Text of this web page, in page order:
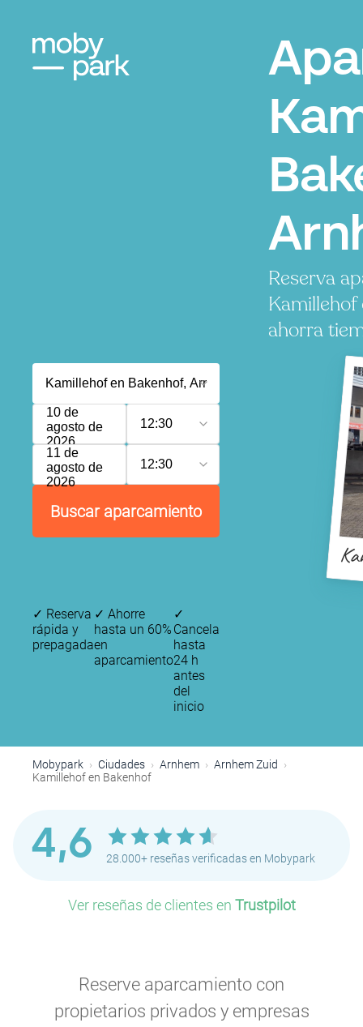
Reserva
Kamillehof
ahorra
10 de
agosto de
2026
12:30
11 de
agosto de
2026
12:30
Buscar aparcamiento
✓ Reserva
rápida y
prepagada
✓ Ahorre
hasta un 60%
en
aparcamiento
✓
Cancela
hasta
24 h
antes
del
inicio
Mobypark Ciudades Arnhem
Arnhem Zuid
Kamillehof en Bakenhof
4,6 28.000+ reseñas verificadas en Mobypark
Ver reseñas de clientes en Trustpilot
Reserve aparcamiento con
propietarios privados y empresas